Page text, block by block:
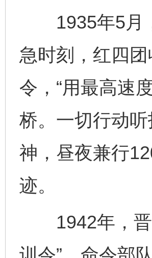
1935年5月，
急时刻，红四
令，“用最高速
桥。一切行动
神，昼夜兼行
迹。
1942年，晋